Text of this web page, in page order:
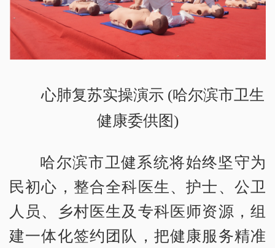
心肺复苏实操演示 (哈尔滨市卫生
健康委供图)
哈尔滨市卫健系统将始终坚守为
民初心，整合全科医生、护士、公卫
人员、乡村医生及专科医师资源，组
建一体化签约团队，把健康服务精准